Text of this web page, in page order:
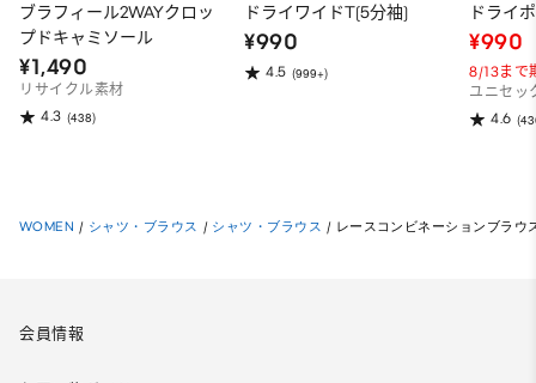
ブラフィール2WAYクロッ
プドキャミソール
¥1,490
リサイクル素材
4.3 (438)
ドライワイドT(5分袖)
¥990
4.5 (999+)
ドライ
¥990
8/13まで
ユニセッ
4.6
WOMEN / シャツ・ブラウス / シャツ・ブラウス / レースコンビネーションブラウ
会員情報